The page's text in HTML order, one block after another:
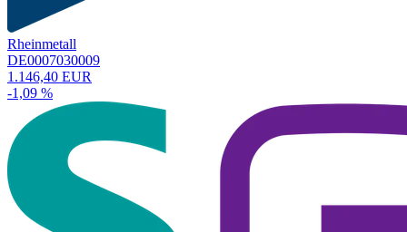
Rheinmetall
DE0007030009
1.146,40 EUR
-1,09 %